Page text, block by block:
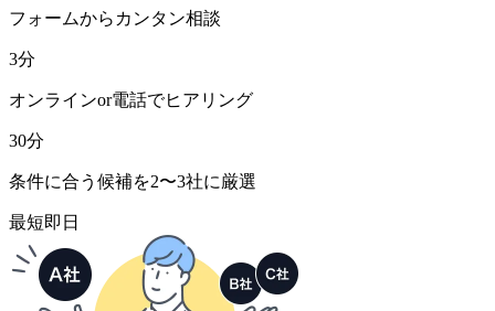
フォームからカンタン相談
3分
オンラインor電話でヒアリング
30分
条件に合う候補を2〜3社に厳選
最短即日